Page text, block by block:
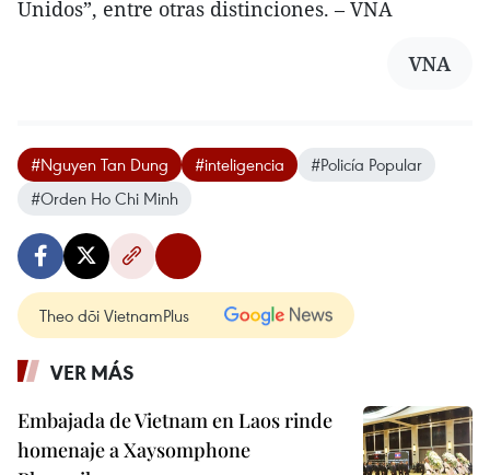
Unidos”, entre otras distinciones. – VNA
VNA
#Nguyen Tan Dung #inteligencia
#Policía Popular
#Orden Ho Chi Minh
Theo dõi VietnamPlus
VER MÁS
Embajada de Vietnam en Laos rinde
homenaje a Xaysomphone